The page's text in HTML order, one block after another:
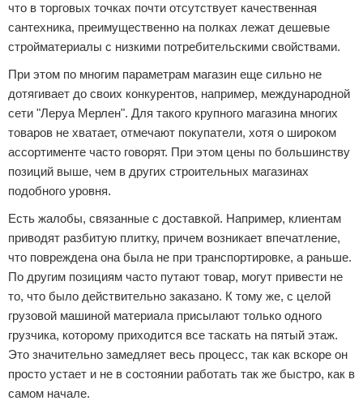
что в торговых точках почти отсутствует качественная
сантехника, преимущественно на полках лежат дешевые
стройматериалы с низкими потребительскими свойствами.
При этом по многим параметрам магазин еще сильно не
дотягивает до своих конкурентов, например, международной
сети "Леруа Мерлен". Для такого крупного магазина многих
товаров не хватает, отмечают покупатели, хотя о широком
ассортименте часто говорят. При этом цены по большинству
позиций выше, чем в других строительных магазинах
подобного уровня.
Есть жалобы, связанные с доставкой. Например, клиентам
приводят разбитую плитку, причем возникает впечатление,
что повреждена она была не при транспортировке, а раньше.
По другим позициям часто путают товар, могут привести не
то, что было действительно заказано. К тому же, с целой
грузовой машиной материала присылают только одного
грузчика, которому приходится все таскать на пятый этаж.
Это значительно замедляет весь процесс, так как вскоре он
просто устает и не в состоянии работать так же быстро, как в
самом начале.